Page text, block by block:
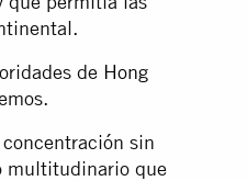
de Hong
sin
multitudinario que